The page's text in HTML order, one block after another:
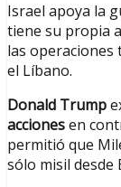
Israel apoya la
tiene su propia
las
el Líbano.
Donald Trump
accionesen
permitió que
sólo misil desde